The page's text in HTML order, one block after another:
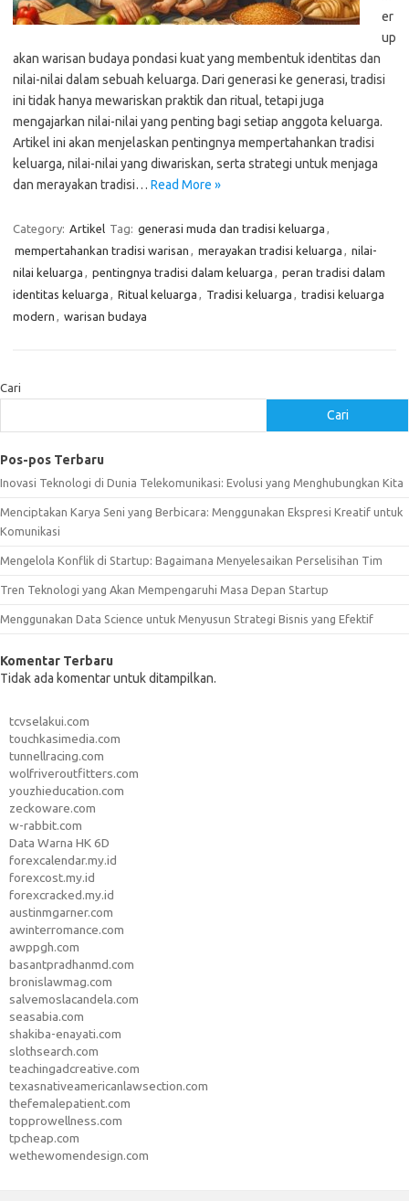
er
up
akan warisan budaya pondasi kuat yang membentuk identitas dan
nilai-nilai dalam sebuah keluarga. Dari generasi ke generasi, tradisi
ini tidak hanya mewariskan praktik dan ritual, tetapi juga
mengajarkan nilai-nilai yang penting bagi setiap anggota keluarga.
Artikel ini akan menjelaskan pentingnya mempertahankan tradisi
keluarga, nilai-nilai yang diwariskan, serta strategi untuk menjaga
dan merayakan tradisi… Read More »
Category: Artikel Tag: generasi muda dan tradisi keluarga ,
mempertahankan tradisi warisan , merayakan tradisi keluarga , nilai-
nilai keluarga , pentingnya tradisi dalam keluarga , peran tradisi dalam
identitas keluarga , Ritual keluarga , Tradisi keluarga , tradisi keluarga
modern , warisan budaya
Cari
Cari
Pos-pos Terbaru
Inovasi Teknologi di Dunia Telekomunikasi: Evolusi yang Menghubungkan Kita
Menciptakan Karya Seni yang Berbicara: Menggunakan Ekspresi Kreatif untuk
Komunikasi
Mengelola Konflik di Startup: Bagaimana Menyelesaikan Perselisihan Tim
Tren Teknologi yang Akan Mempengaruhi Masa Depan Startup
Menggunakan Data Science untuk Menyusun Strategi Bisnis yang Efektif
Komentar Terbaru
Tidak ada komentar untuk ditampilkan.
tcvselakui.com
touchkasimedia.com
tunnellracing.com
wolfriveroutfitters.com
youzhieducation.com
zeckoware.com
w-rabbit.com
Data Warna HK 6D
forexcalendar.my.id
forexcost.my.id
forexcracked.my.id
austinmgarner.com
awinterromance.com
awppgh.com
basantpradhanmd.com
bronislawmag.com
salvemoslacandela.com
seasabia.com
shakiba-enayati.com
slothsearch.com
teachingadcreative.com
texasnativeamericanlawsection.com
thefemalepatient.com
topprowellness.com
tpcheap.com
wethewomendesign.com